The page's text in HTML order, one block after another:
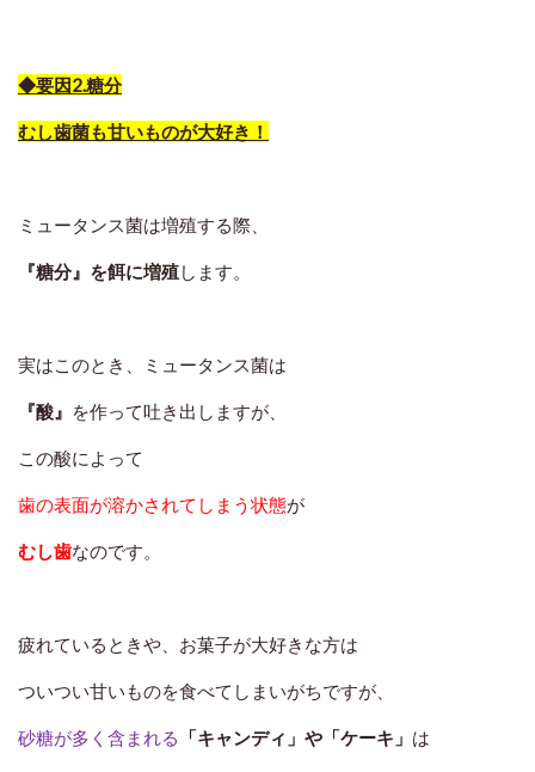
◆要因2.糖分
むし歯菌も甘いものが大好き！
ミュータンス菌は増殖する際、
『糖分』を餌に増殖します。
実はこのとき、ミュータンス菌は
『酸』 を作って吐き出しますが、
この酸によって
歯の表面が溶かされてしまう状態が
むし歯なのです。
疲れているときや、お菓子が大好きな方は
ついつい甘いものを食べてしまいがちですが、
砂糖が多く含まれる 「キャンディ」や「ケーキ」 は